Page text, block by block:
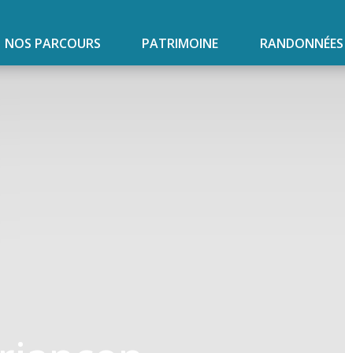
NOS PARCOURS PATRIMOINE RANDONNÉES